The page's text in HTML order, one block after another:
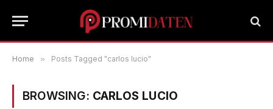
Home » Posts Tagged "carlos lucio"
BROWSING: CARLOS LUCIO